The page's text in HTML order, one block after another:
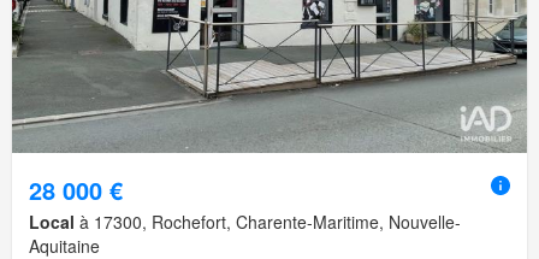
28 000 €
Local à 17300, Rochefort, Charente-Maritime, Nouvelle-
Aquitaine